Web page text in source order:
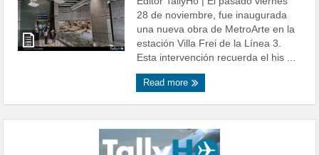
28 de noviembre, fue inaugurada
una nueva obra de MetroArte en la
estación Villa Frei de la Línea 3.
Esta intervención recuerda el his ...
Read more